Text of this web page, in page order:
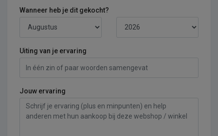
Wanneer heb je dit gekocht?
Uiting van je ervaring
Jouw ervaring